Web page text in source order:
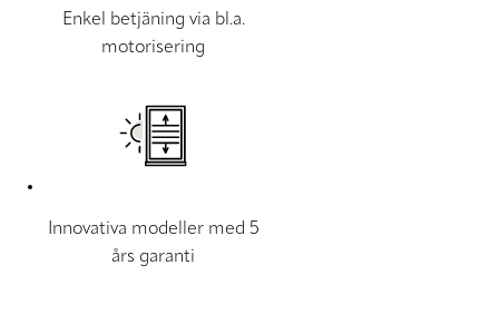
Enkel betjäning via bl.a.
motorisering
Innovativa modeller med 5
års garanti